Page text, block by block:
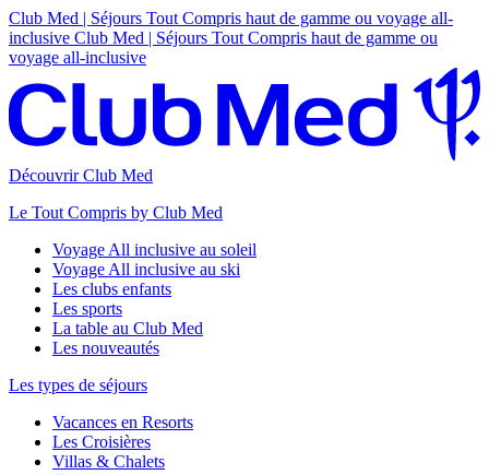
Club Med | Séjours Tout Compris haut de gamme ou voyage all-
inclusive Club Med | Séjours Tout Compris haut de gamme ou
voyage all-inclusive
Découvrir Club Med
Le Tout Compris by Club Med
Voyage All inclusive au soleil
Voyage All inclusive au ski
Les clubs enfants
Les sports
La table au Club Med
Les nouveautés
Les types de séjours
Vacances en Resorts
Les Croisières
Villas & Chalets